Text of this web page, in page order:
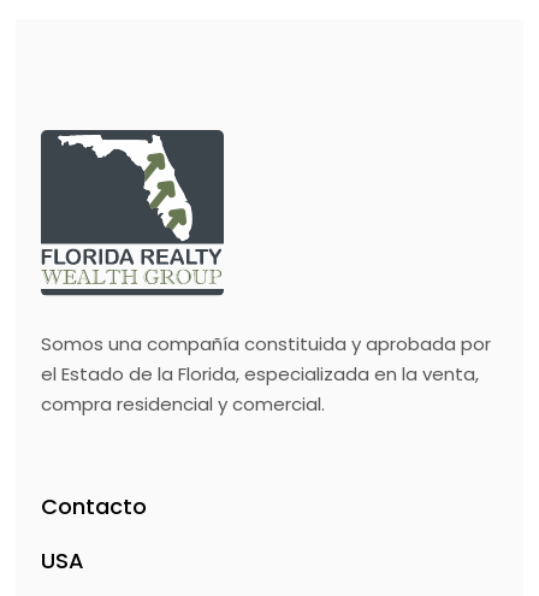
Somos una compañía constituida y aprobada por
el Estado de la Florida, especializada en la venta,
compra residencial y comercial.
Contacto
USA